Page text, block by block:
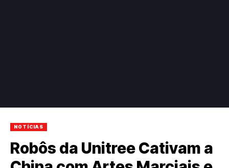
NOTÍCIAS
Robôs da Unitree Cativam a